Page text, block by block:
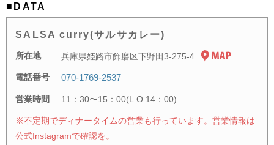
■DATA
SALSA curry(サルサカレー)
所在地 兵庫県姫路市飾磨区下野田3-275-4
電話番号 070-1769-2537
営業時間 11：30〜15：00(L.O.14：00)
※不定期でディナータイムの営業も行っています。営業情報は
公式Instagramで確認を。